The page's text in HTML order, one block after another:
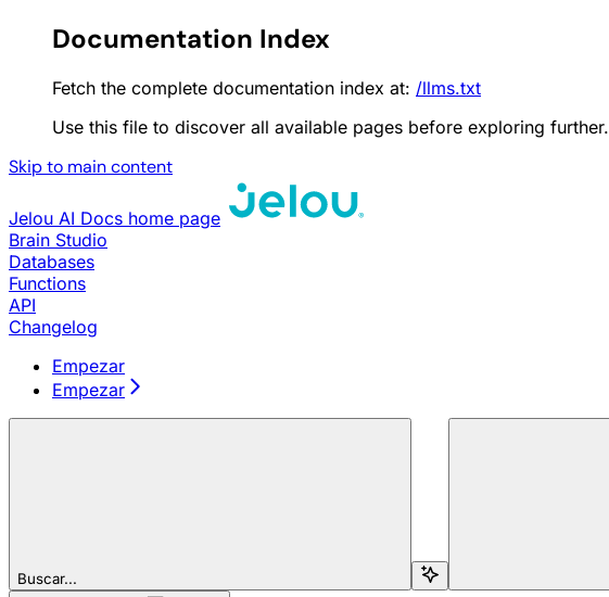
Documentation Index
Fetch the complete documentation index at: /llms.txt
Use this file to discover all available pages before exploring further.
Skip to main content
Jelou AI Docs home page
Brain Studio
Databases
Functions
API
Changelog
Empezar
Empezar
Buscar...